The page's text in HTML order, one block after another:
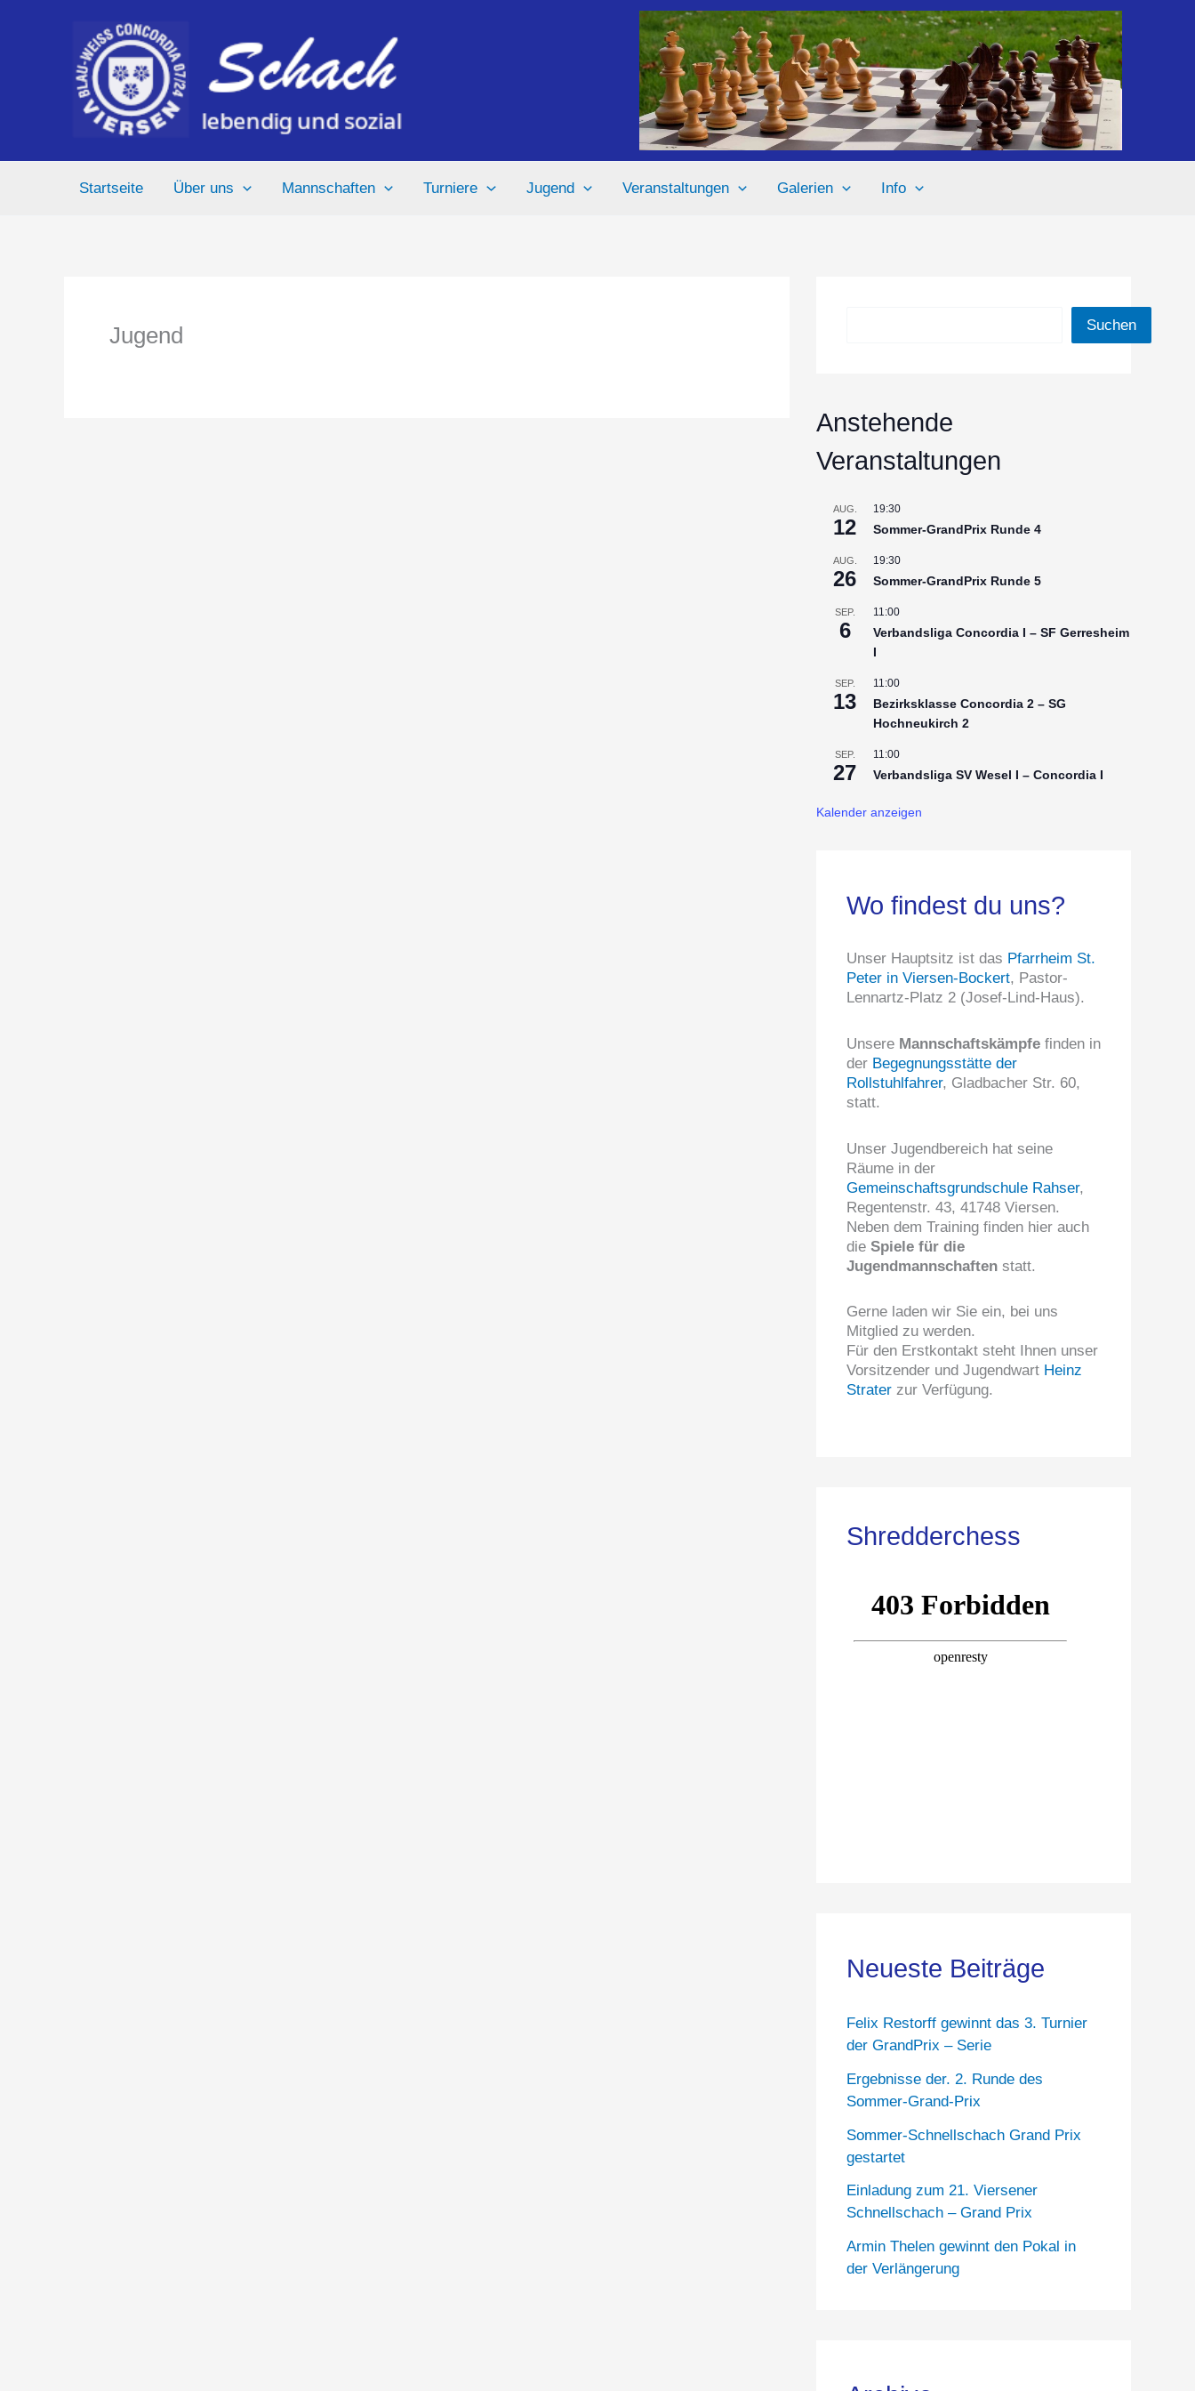
Startseite Über uns Mannschaften Turniere Jugend Veranstaltungen Galerien Info
Jugend Suchen
Anstehende
Veranstaltungen
AUG.
12
19:30
Sommer-GrandPrix Runde 4
AUG.
26
19:30
Sommer-GrandPrix Runde 5
SEP.
6
11:00
Verbandsliga Concordia I – SF Gerresheim
I
SEP.
13
11:00
Bezirksklasse Concordia 2 – SG
Hochneukirch 2
SEP.
27
11:00
Verbandsliga SV Wesel I – Concordia I
Kalender anzeigen
Wo findest du uns?
Unser Hauptsitz ist das Pfarrheim St.
Peter in Viersen-Bockert, Pastor-
Lennartz-Platz 2 (Josef-Lind-Haus).
Unsere Mannschaftskämpfe finden in
der Begegnungsstätte der
Rollstuhlfahrer, Gladbacher Str. 60,
statt.
Unser Jugendbereich hat seine
Räume in der
Gemeinschaftsgrundschule Rahser,
Regentenstr. 43, 41748 Viersen.
Neben dem Training finden hier auch
die Spiele für die
Jugendmannschaften statt.
Gerne laden wir Sie ein, bei uns
Mitglied zu werden.
Für den Erstkontakt steht Ihnen unser
Vorsitzender und Jugendwart Heinz
Strater zur Verfügung.
Shredderchess
Neueste Beiträge
Felix Restorff gewinnt das 3. Turnier
der GrandPrix – Serie
Ergebnisse der. 2. Runde des
Sommer-Grand-Prix
Sommer-Schnellschach Grand Prix
gestartet
Einladung zum 21. Viersener
Schnellschach – Grand Prix
Armin Thelen gewinnt den Pokal in
der Verlängerung